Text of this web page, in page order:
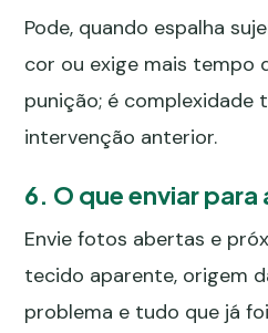
Pode, quando espalha
cor ou exige mais tempo
punição; é complexidade
intervenção anterior.
6. O que enviar para
Envie fotos abertas e
tecido aparente, origem
problema e tudo que já